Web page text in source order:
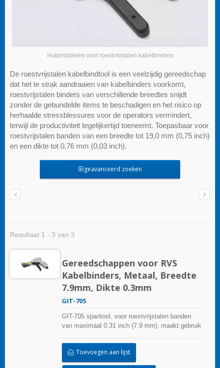
Hulpmiddelen voor roestvrijstalen kabelbinders
De roestvrijstalen kabelbindtool is een veelzijdig gereedschap
dat het te strak aandraaien van kabelbinders voorkomt,
roestvrijstalen binders van verschillende breedtes snijdt
zonder de gebundelde items te beschadigen en het risico op
herhaalde stressblessures voor de operators vermindert,
terwijl de productiviteit tegelijkertijd toeneemt. Toepasbaar voor
roestvrijstalen banden van een breedte tot 19,0 mm (0,75 inch)
en een dikte tot 0,76 mm (0,03 inch).
geavanceerd zoeken
Resultaat 1 - 3 van 3
Gereedschappen voor RVS
Kabelbinders, Metaal, Breedte
7.9mm, Dikte 0.3mm
GIT-705
GIT-705 spantool, voor roestvrijstalen banden
van maximaal 0.31 inch (7.9 mm), maakt gebruik
roestvrijstalen banden af te
snijden.Spanningstools bieden consistent
gebruik over vele cycli en ergonomische,
Toevoegen aan lijst